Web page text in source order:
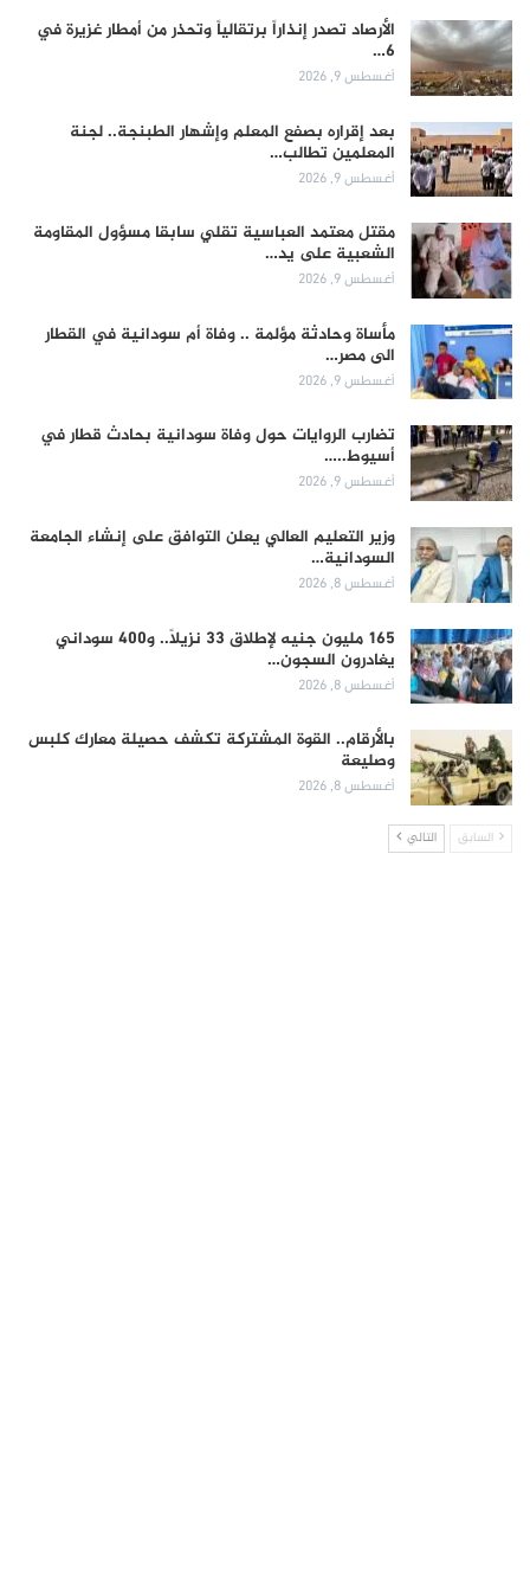
الأرصاد تصدر إنذاراً برتقالياً وتحذر من أمطار غزيرة في
6…
أغسطس 9, 2026
بعد إقراره بصفع المعلم وإشهار الطبنجة.. لجنة
المعلمين تطالب…
أغسطس 9, 2026
مقتل معتمد العباسية تقلي سابقا مسؤول المقاومة
الشعبية على يد…
أغسطس 9, 2026
مأساة وحادثة مؤلمة .. وفاة أم سودانية في القطار
الى مصر…
أغسطس 9, 2026
تضارب الروايات حول وفاة سودانية بحادث قطار في
أسيوط..…
أغسطس 9, 2026
وزير التعليم العالي يعلن التوافق على إنشاء الجامعة
السودانية…
أغسطس 8, 2026
165 مليون جنيه لإطلاق 33 نزيلاً.. و400 سوداني
يغادرون السجون…
أغسطس 8, 2026
بالأرقام.. القوة المشتركة تكشف حصيلة معارك كلبس
وصليعة
أغسطس 8, 2026
السابق التالي